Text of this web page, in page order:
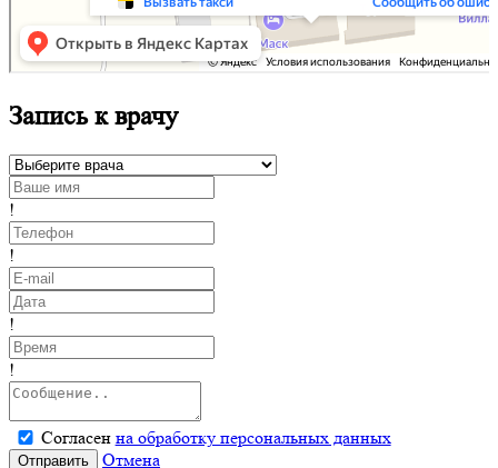
Запись к врачу
!
!
!
!
Согласен на обработку персональных данных
Отправить Отмена